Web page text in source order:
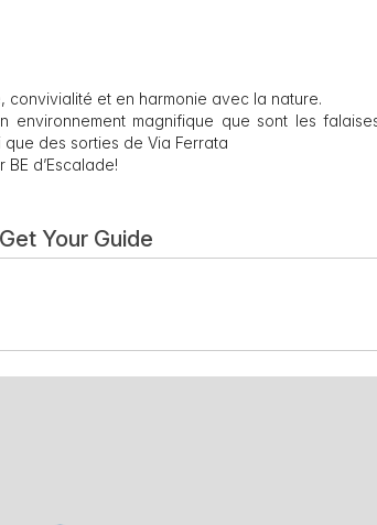
et en harmonie avec la nature.
environnement magnifique que sont les
que des sorties de Via Ferrata
d’Escalade!
Your Guide